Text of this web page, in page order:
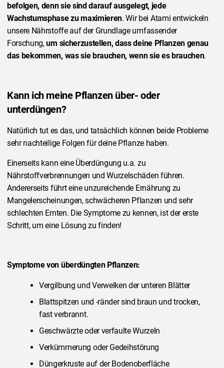
befolgen, denn sie sind darauf ausgelegt, jede
Wachstumsphase zu maximieren. Wir bei Atami entwickeln
unsere Nährstoffe auf der Grundlage umfassender
Forschung,um sicherzustellen, dass deine Pflanzen genau
das bekommen, was sie brauchen, wenn sie es brauchen.
Kann ich meine Pflanzen über- oder
unterdüngen?
Natürlich tut es das, und tatsächlich können beide Probleme
sehr nachteilige Folgen für deine Pflanze haben.
Einerseits kann eine Überdüngung u.a. zu
Nährstoffverbrennungen und Wurzelschäden führen.
Andererseits führt eine unzureichende Ernährung zu
Mangelerscheinungen, schwächeren Pflanzen und sehr
schlechten Ernten. Die Symptome zu kennen, ist der erste
Schritt, um eine Lösung zu finden!
Symptome von überdüngten Pflanzen:
Vergilbung und Verwelken der unteren Blätter
Blattspitzen und -ränder sind braun und trocken,
fast verbrannt.
Geschwärzte oder verfaulte Wurzeln
Verkümmerung oder Gedeihstörung
Düngerkruste auf der Bodenoberfläche